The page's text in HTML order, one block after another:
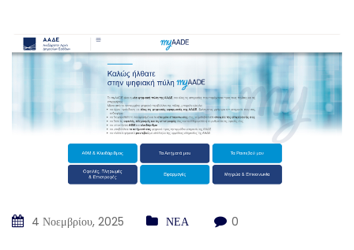
4 Νοεμβρίου, 2025 ΝΕΑ 0